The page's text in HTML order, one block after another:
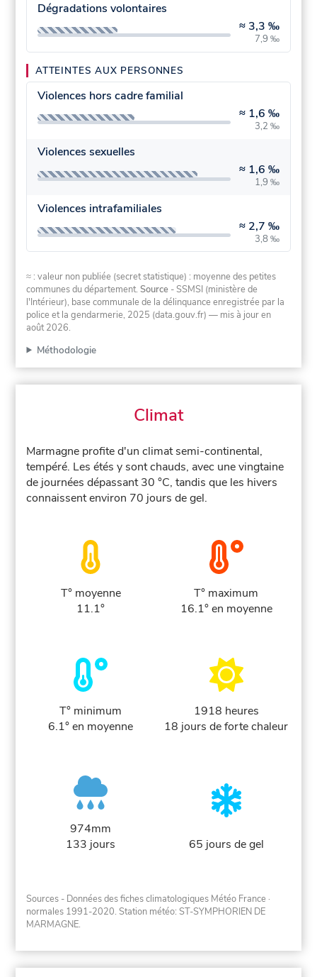
Dégradations volontaires
≈ 3,3 ‰
7,9 ‰
ATTEINTES AUX PERSONNES
Violences hors cadre familial
≈ 1,6 ‰
3,2 ‰
Violences sexuelles
≈ 1,6 ‰
1,9 ‰
Violences intrafamiliales
≈ 2,7 ‰
3,8 ‰
≈ : valeur non publiée (secret statistique) : moyenne des petites
communes du département.Source - SSMSI (ministère de
l'Intérieur), base communale de la délinquance enregistrée par la
police et la gendarmerie, 2025 (data.gouv.fr) — mis à jour en
août 2026.
Méthodologie
Climat
Marmagne profite d'un climat semi-continental,
tempéré. Les étés y sont chauds, avec une vingtaine
de journées dépassant 30 °C, tandis que les hivers
connaissent environ 70 jours de gel.
T° moyenne
11.1°
T° maximum
16.1° en moyenne
T° minimum
6.1° en moyenne
1918 heures
18 jours de forte chaleur
974mm
133 jours
65 jours de gel
Sources - Données des fiches climatologiques Météo France ·
normales 1991-2020. Station météo: ST-SYMPHORIEN DE
MARMAGNE.